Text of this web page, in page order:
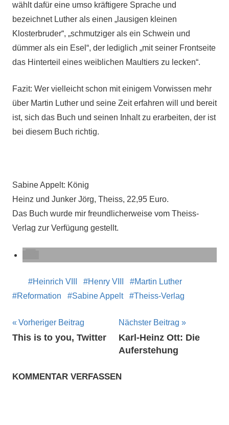
wählt dafür eine umso kräftigere Sprache und
bezeichnet Luther als einen „lausigen kleinen
Klosterbruder“, „schmutziger als ein Schwein und
dümmer als ein Esel“, der lediglich „mit seiner Frontseite
das Hinterteil eines weiblichen Maultiers zu lecken“.
Fazit: Wer vielleicht schon mit einigem Vorwissen mehr
über Martin Luther und seine Zeit erfahren will und bereit
ist, sich das Buch und seinen Inhalt zu erarbeiten, der ist
bei diesem Buch richtig.
Sabine Appelt: König
Heinz und Junker Jörg, Theiss, 22,95 Euro.
Das Buch wurde mir freundlicherweise vom Theiss-
Verlag zur Verfügung gestellt.
Heinrich VIII Henry VIII
Martin Luther
Reformation
Sabine Appelt Theiss-Verlag
Beitragsnavigation
Vorheriger Beitrag
This is to you, Twitter
Nächster Beitrag
Karl-Heinz Ott: Die
Auferstehung
KOMMENTAR VERFASSEN